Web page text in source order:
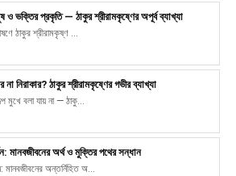
ও ভক্তির প্রকৃতি — ঠাকুর শ্রীরামকৃষ্ণের অপূর্ব ব্যাখ্যা
ঠাকুর শ্রীরামকৃষ্ণ ...
না নিরাকার? ঠাকুর শ্রীরামকৃষ্ণের গভীর ব্যাখ্যা
মুখে বলা যায় না — ঠাকু...
মানবজীবনের অর্থ ও মুক্তির পথের সন্ধান
মানবজীবনের অন্তর্নিহিত অ...